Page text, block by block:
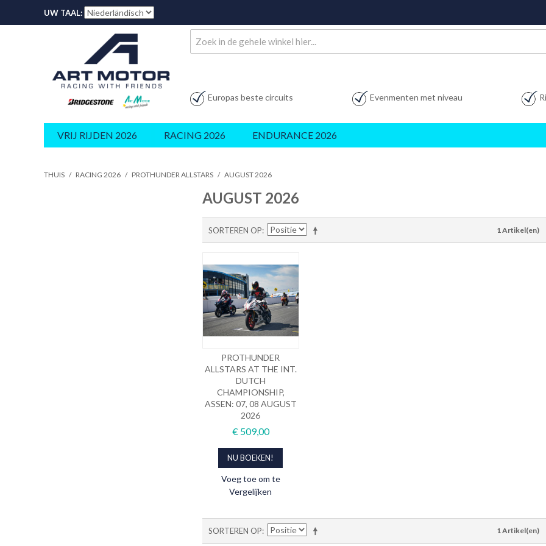
UW TAAL:
Europas beste circuits Evenmenten met niveau
VRIJ RIJDEN 2026 RACING 2026 ENDURANCE 2026
THUIS / RACING 2026 / PROTHUNDER ALLSTARS / AUGUST 2026
AUGUST 2026
SORTEREN OP 1 Artikel(en)
PROTHUNDER
ALLSTARS AT THE INT.
DUTCH
CHAMPIONSHIP,
ASSEN: 07, 08 AUGUST
2026
€ 509,00
NU BOEKEN!
Voeg toe om te
Vergelijken
SORTEREN OP 1 Artikel(en)